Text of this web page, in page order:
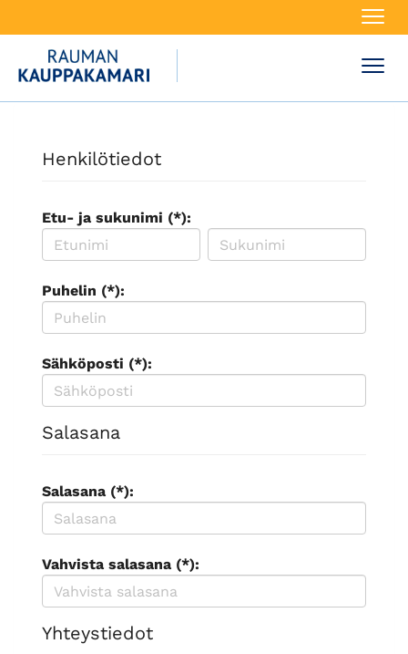
Henkilötiedot
Etu- ja sukunimi (*):
Puhelin (*):
Sähköposti (*):
Salasana
Salasana (*):
Vahvista salasana (*):
Yhteystiedot